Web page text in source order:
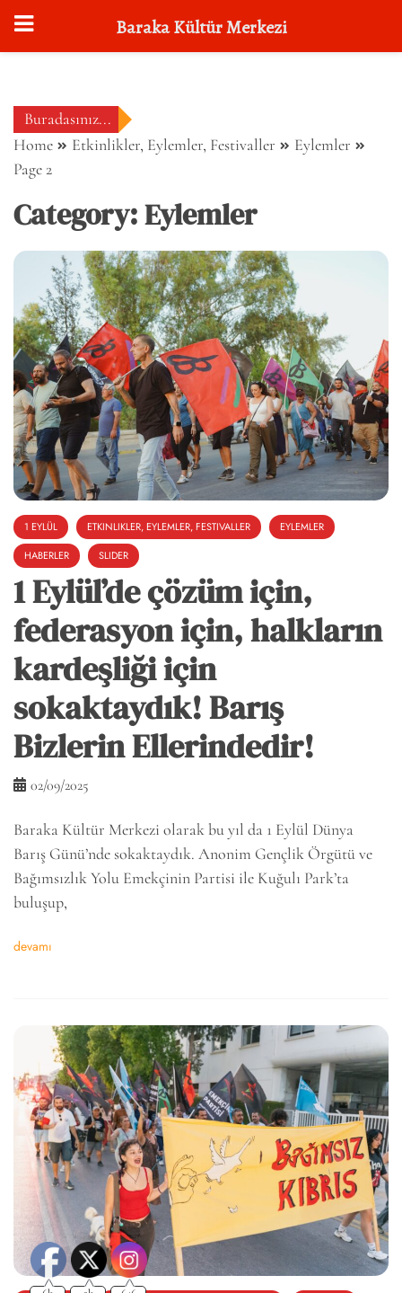
contentBuradasınız...
Home
Etkinlikler, Eylemler, Festivaller
Eylemler
Page 2
Category:Eylemler
1 EYLÜL ETKINLIKLER, EYLEMLER, FESTIVALLER
EYLEMLER
HABERLER
SLIDER
1 Eylül’de çözüm için,
federasyon için, halkların
kardeşliği için
sokaktaydık! Barış
Bizlerin Ellerindedir!
02/09/2025
Baraka Kültür Merkezi olarak bu yıl da 1 Eylül Dünya
Barış Günü’nde sokaktaydık. Anonim Gençlik Örgütü ve
Bağımsızlık Yolu Emekçinin Partisi ile Kuğulı Park’ta
buluşup,
devamı
6k 2k 646
Baraka Kültür Merkezi